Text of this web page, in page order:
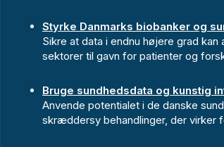
Styrke Danmarks biobanker og
Sikre at data i endnu højere grad
sektorer til gavn for patienter og
Bruge sundhedsdata og kunstig
Anvende potentialet i de danske
skræddersy behandlinger, der virker